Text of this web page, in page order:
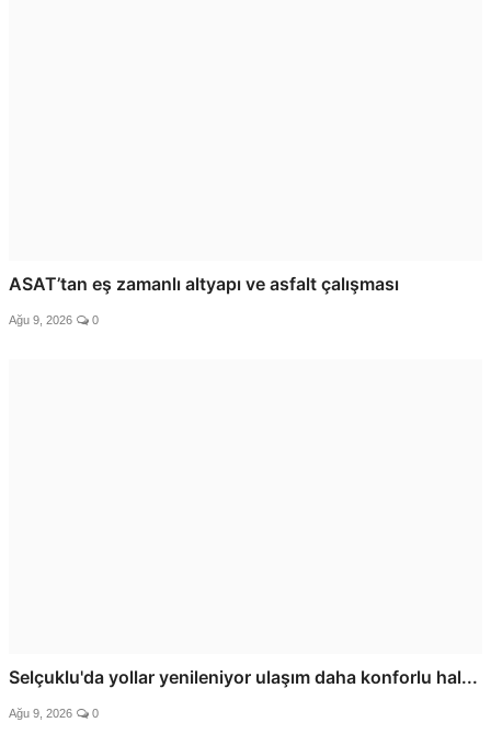
ASAT’tan eş zamanlı altyapı ve asfalt çalışması
Ağu 9, 2026 0
Selçuklu'da yollar yenileniyor ulaşım daha konforlu hal...
Ağu 9, 2026 0